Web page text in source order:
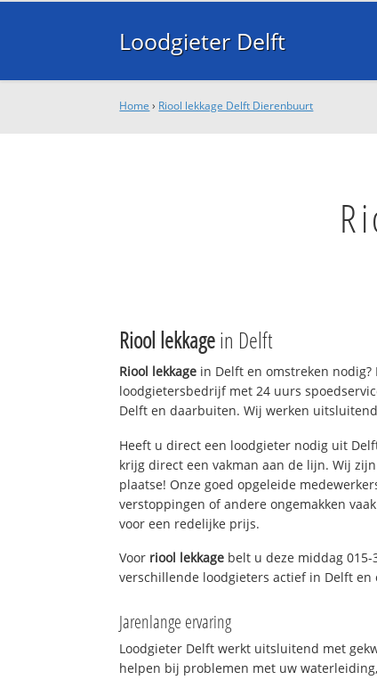
Loodgieter Delft
Home › Riool lekkage Delft Dierenbuurt
Riool lekkagein Delft
Riool lekkage in Delft en omstreken
loodgietersbedrijf met 24 uurs
Delft en daarbuiten. Wij werken
Heeft u direct een loodgieter nodig uit
krijg direct een vakman aan de lijn. Wij
plaatse! Onze goed opgeleide
verstoppingen of andere ongemakken
voor een redelijke prijs.
Voor riool lekkage belt u deze middag
verschillende loodgieters actief in Delft en
Jarenlange ervaring
Loodgieter Delft werkt uitsluitend met
helpen bij problemen met uw